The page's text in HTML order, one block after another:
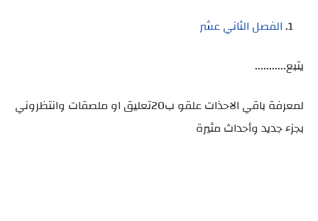
الفصل الثاني عشر
يتبع...........
لمعرفة باقي الاحذات علقو ب20تعليق او ملصقات وانتظروني
بجزء جديد وأحداث مثيرة